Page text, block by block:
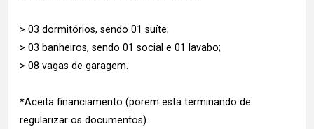
> 03 dormitórios, sendo 01 suíte;
> 03 banheiros, sendo 01 social e 01 lavabo;
> 08 vagas de garagem.
*Aceita financiamento (porem esta terminando de
regularizar os documentos).